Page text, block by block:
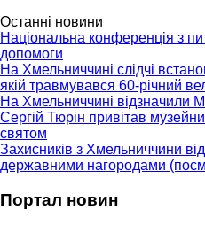
Останні новини
Національна конференція з
допомоги
На Хмельниччині слідчі
якій травмувався 60-річний
На Хмельниччині відзначили
Сергій Тюрін привітав
святом
Захисників з Хмельниччини
державними нагородами
Портал новин